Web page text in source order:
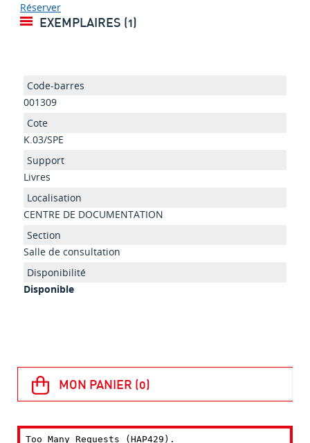
Réserver
EXEMPLAIRES (1)
001309
K.03/SPE
Livres
CENTRE DE DOCUMENTATION
Salle de consultation
Disponible